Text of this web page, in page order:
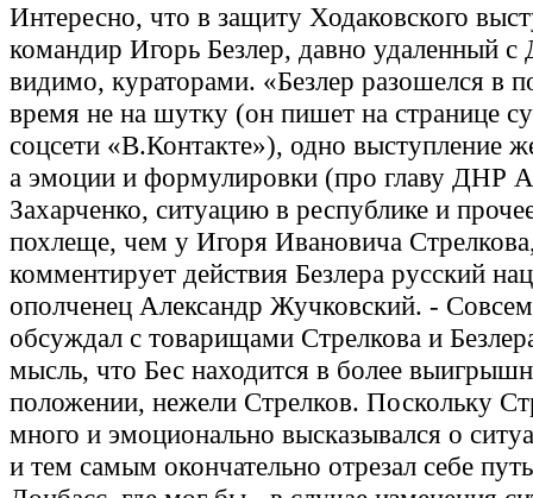
Интересно, что в защиту Ходаковского
командир Игорь Безлер, давно удаленный с
видимо, кураторами. «Безлер разошелся в
время не на шутку (он пишет на странице
соцсети «В.Контакте»), одно выступление
а эмоции и формулировки (про главу ДНР
Захарченко, ситуацию в республике и
похлеще, чем у Игоря Ивановича
комментирует действия Безлера русский
ополченец Александр Жучковский. -
обсуждал с товарищами Стрелкова и
мысль, что Бес находится в более
положении, нежели Стрелков. Поскольку
много и эмоционально высказывался о
и тем самым окончательно отрезал себе